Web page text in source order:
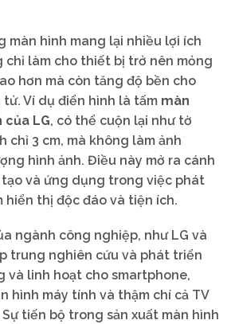
màn hình mang lại nhiều lợi ích
chỉ làm cho thiết bị trở nên mỏng
hơn mà còn tăng độ bền cho
tử. Ví dụ điển hình là tấm màn
của LG, có thể cuộn lại như tờ
chỉ 3 cm, mà không làm ảnh
hình ảnh. Điều này mở ra cánh
và ứng dụng trong việc phát
hiển thị độc đáo và tiện ích.
ngành công nghiệp, như LG và
trung nghiên cứu và phát triển
và linh hoạt cho smartphone,
hình máy tính và thậm chí cả TV
tiến bộ trong sản xuất màn hình